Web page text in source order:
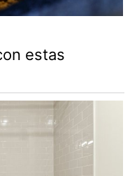
estas